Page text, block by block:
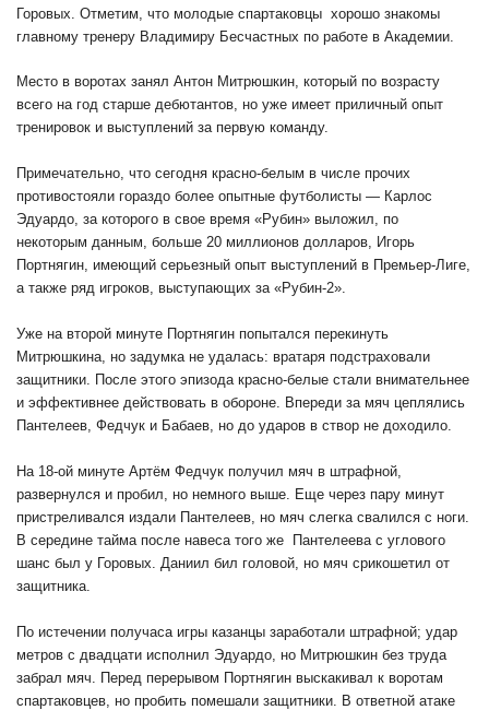
Горовых. Отметим, что молодые спартаковцы хорошо знакомы
главному тренеру Владимиру Бесчастных по работе в Академии.
Место в воротах занял Антон Митрюшкин, который по возрасту
всего на год старше дебютантов, но уже имеет приличный опыт
тренировок и выступлений за первую команду.
Примечательно, что сегодня красно-белым в числе прочих
противостояли гораздо более опытные футболисты — Карлос
Эдуардо, за которого в свое время «Рубин» выложил, по
некоторым данным, больше 20 миллионов долларов, Игорь
Портнягин, имеющий серьезный опыт выступлений в Премьер-Лиге,
а также ряд игроков, выступающих за «Рубин-2».
Уже на второй минуте Портнягин попытался перекинуть
Митрюшкина, но задумка не удалась: вратаря подстраховали
защитники. После этого эпизода красно-белые стали внимательнее
и эффективнее действовать в обороне. Впереди за мяч цеплялись
Пантелеев, Федчук и Бабаев, но до ударов в створ не доходило.
На 18-ой минуте Артём Федчук получил мяч в штрафной,
развернулся и пробил, но немного выше. Еще через пару минут
пристреливался издали Пантелеев, но мяч слегка свалился с ноги.
В середине тайма после навеса того же Пантелеева с углового
шанс был у Горовых. Даниил бил головой, но мяч срикошетил от
защитника.
По истечении получаса игры казанцы заработали штрафной; удар
метров с двадцати исполнил Эдуардо, но Митрюшкин без труда
забрал мяч. Перед перерывом Портнягин выскакивал к воротам
спартаковцев, но пробить помешали защитники. В ответной атаке